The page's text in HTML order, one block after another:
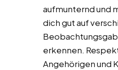
aufmunternd und
dich gut auf
erkennen.
Angehörigen und